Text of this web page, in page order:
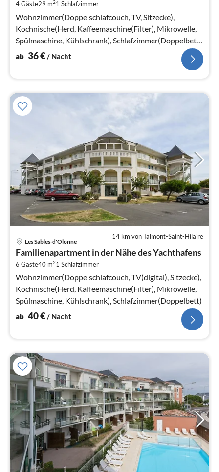
4 Gäste29 m21 Schlafzimmer
Wohnzimmer(Doppelschlafcouch, TV, Sitzecke),
Kochnische(Herd, Kaffeemaschine(Filter), Mikrowelle,
Spülmaschine, Kühlschrank), Schlafzimmer(Doppelbett),
Badezimmer(Badewanne)
ab 36€/ Nacht
14 km von Talmont-Saint-Hilaire
Les Sables-d'Olonne
Familienapartment in der Nähe des Yachthafens
6 Gäste40 m21 Schlafzimmer
Wohnzimmer(Doppelschlafcouch, TV(digital), Sitzecke),
Kochnische(Herd, Kaffeemaschine(Filter), Mikrowelle,
Spülmaschine, Kühlschrank), Schlafzimmer(Doppelbett)
ab 40€/ Nacht